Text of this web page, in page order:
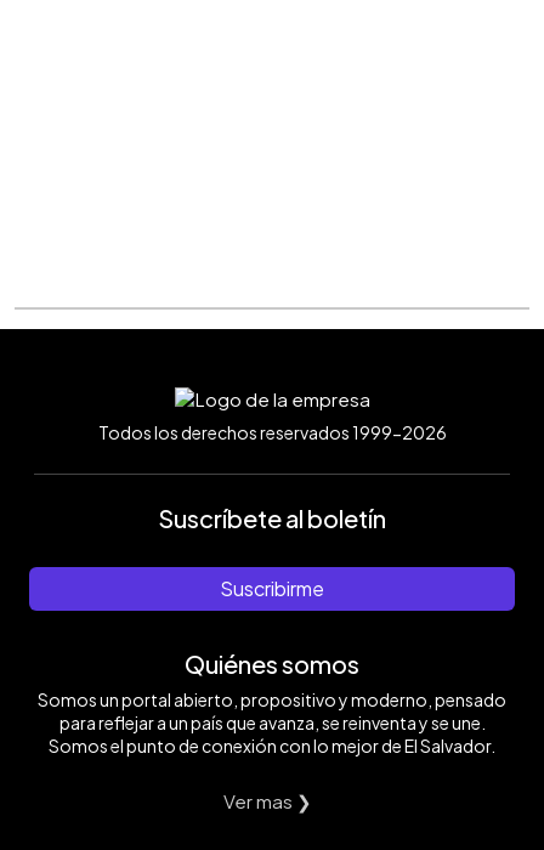
Todos los derechos reservados 1999-2026
Suscríbete al boletín
Suscribirme
Quiénes somos
Somos un portal abierto, propositivo y moderno, pensado
para reflejar a un país que avanza, se reinventa y se une.
Somos el punto de conexión con lo mejor de El Salvador.
Ver mas ❯